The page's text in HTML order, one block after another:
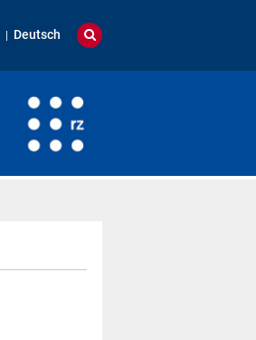
Deutsch